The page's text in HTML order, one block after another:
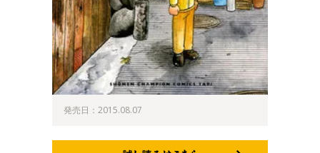
発売日：2015.08.07